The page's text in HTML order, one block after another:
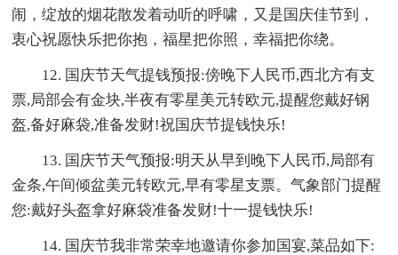
闹，绽放的烟花散发着动听的呼啸，又是国庆佳节到，
衷心祝愿快乐把你抱，福星把你照，幸福把你绕。
12. 国庆节天气提钱预报:傍晚下人民币,西北方有支
票,局部会有金块,半夜有零星美元转欧元,提醒您戴好钢
盔,备好麻袋,准备发财!祝国庆节提钱快乐!
13. 国庆节天气预报:明天从早到晚下人民币,局部有
金条,午间倾盆美元转欧元,早有零星支票。气象部门提醒
您:戴好头盔拿好麻袋准备发财!十一提钱快乐!
14. 国庆节我非常荣幸地邀请你参加国宴,菜品如下: